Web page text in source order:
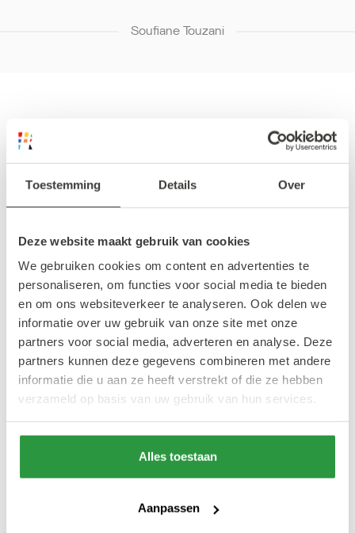
Toestemming Details Over
Deze website maakt gebruik van cookies
We gebruiken cookies om content en advertenties te
personaliseren, om functies voor social media te bieden
en om ons websiteverkeer te analyseren. Ook delen we
informatie over uw gebruik van onze site met onze
partners voor social media, adverteren en analyse. Deze
partners kunnen deze gegevens combineren met andere
informatie die u aan ze heeft verstrekt of die ze hebben
verzameld op basis van uw gebruik van hun services.
Alles toestaan
Aanpassen
Soufiane Touzani